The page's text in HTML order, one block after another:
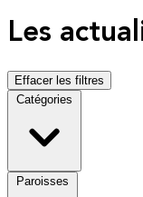
Les
Effacer les filtres
Catégories
Paroisses